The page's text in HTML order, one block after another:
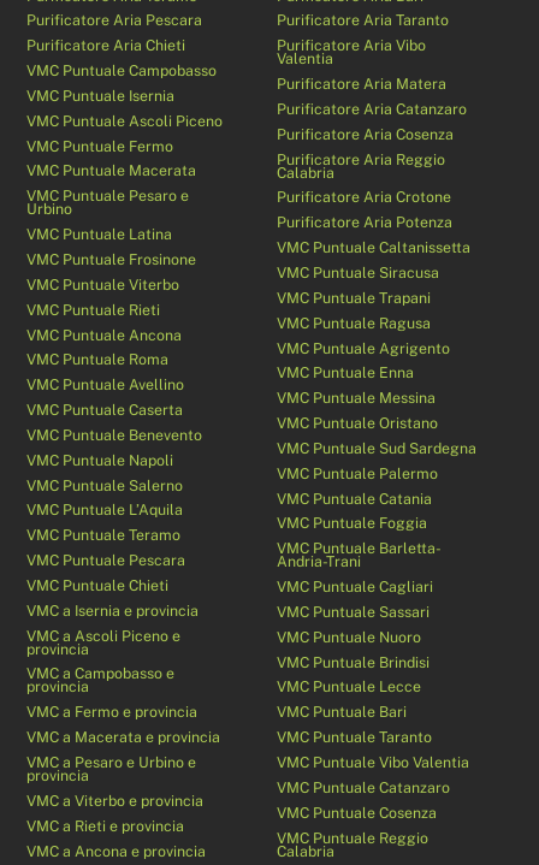
Purificatore Aria Pescara
Purificatore Aria Chieti
VMC Puntuale Campobasso
VMC Puntuale Isernia
VMC Puntuale Ascoli Piceno
VMC Puntuale Fermo
VMC Puntuale Macerata
VMC Puntuale Pesaro e
Urbino
VMC Puntuale Latina
VMC Puntuale Frosinone
VMC Puntuale Viterbo
VMC Puntuale Rieti
VMC Puntuale Ancona
VMC Puntuale Roma
VMC Puntuale Avellino
VMC Puntuale Caserta
VMC Puntuale Benevento
VMC Puntuale Napoli
VMC Puntuale Salerno
VMC Puntuale L’Aquila
VMC Puntuale Teramo
VMC Puntuale Pescara
VMC Puntuale Chieti
VMC a Isernia e provincia
VMC a Ascoli Piceno e
provincia
VMC a Campobasso e
provincia
VMC a Fermo e provincia
VMC a Macerata e provincia
VMC a Pesaro e Urbino e
provincia
VMC a Viterbo e provincia
VMC a Rieti e provincia
VMC a Ancona e provincia
Purificatore Aria Taranto
Purificatore Aria Vibo
Valentia
Purificatore Aria Matera
Purificatore Aria Catanzaro
Purificatore Aria Cosenza
Purificatore Aria Reggio
Calabria
Purificatore Aria Crotone
Purificatore Aria Potenza
VMC Puntuale Caltanissetta
VMC Puntuale Siracusa
VMC Puntuale Trapani
VMC Puntuale Ragusa
VMC Puntuale Agrigento
VMC Puntuale Enna
VMC Puntuale Messina
VMC Puntuale Oristano
VMC Puntuale Sud Sardegna
VMC Puntuale Palermo
VMC Puntuale Catania
VMC Puntuale Foggia
VMC Puntuale Barletta-
Andria-Trani
VMC Puntuale Cagliari
VMC Puntuale Sassari
VMC Puntuale Nuoro
VMC Puntuale Brindisi
VMC Puntuale Lecce
VMC Puntuale Bari
VMC Puntuale Taranto
VMC Puntuale Vibo Valentia
VMC Puntuale Catanzaro
VMC Puntuale Cosenza
VMC Puntuale Reggio
Calabria